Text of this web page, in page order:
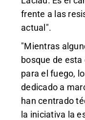
frente a las
actual".
"Mientras
bosque de
para el fuego,
dedicado a
han centrado
la iniciativa la